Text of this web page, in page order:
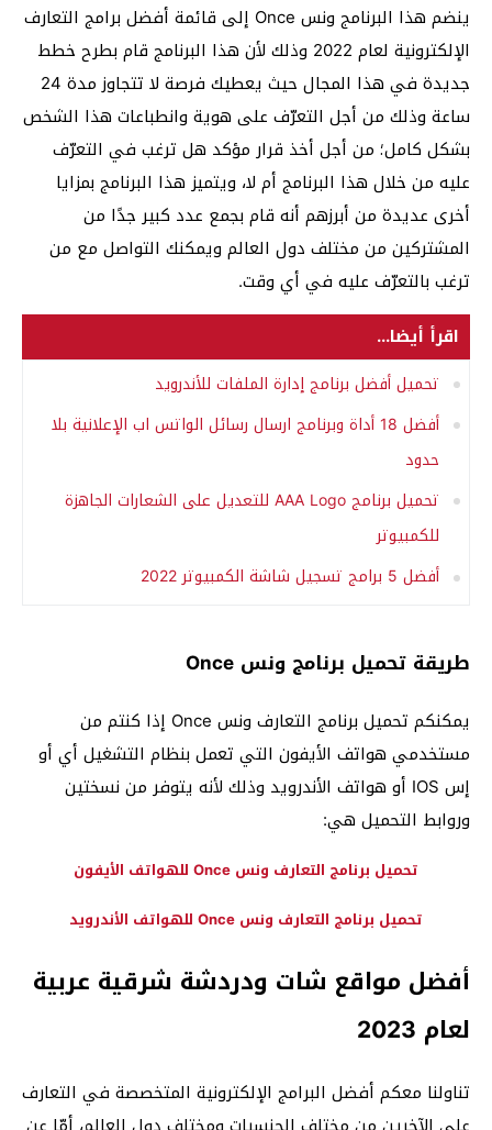
ينضم هذا البرنامج ونس Once إلى قائمة أفضل برامج التعارف
الإلكترونية لعام 2022 وذلك لأن هذا البرنامج قام بطرح خطط
جديدة في هذا المجال حيث يعطيك فرصة لا تتجاوز مدة 24
ساعة وذلك من أجل التعرّف على هوية وانطباعات هذا الشخص
بشكل كامل؛ من أجل أخذ قرار مؤكد هل ترغب في التعرّف
عليه من خلال هذا البرنامج أم لا، ويتميز هذا البرنامج بمزايا
أخرى عديدة من أبرزهم أنه قام بجمع عدد كبير جدًا من
المشتركين من مختلف دول العالم ويمكنك التواصل مع من
ترغب بالتعرّف عليه في أي وقت.
اقرأ أيضا...
تحميل أفضل برنامج إدارة الملفات للأندرويد
أفضل 18 أداة وبرنامج ارسال رسائل الواتس اب الإعلانية بلا
حدود
تحميل برنامج AAA Logo للتعديل على الشعارات الجاهزة
للكمبيوتر
أفضل 5 برامج تسجيل شاشة الكمبيوتر 2022
طريقة تحميل برنامج ونس Once
يمكنكم تحميل برنامج التعارف ونس Once إذا كنتم من
مستخدمي هواتف الأيفون التي تعمل بنظام التشغيل أي أو
إس IOS أو هواتف الأندرويد وذلك لأنه يتوفر من نسختين
وروابط التحميل هي:
تحميل برنامج التعارف ونس Once للهواتف الأيفون
تحميل برنامج التعارف ونس Once للهواتف الأندرويد
أفضل مواقع شات ودردشة شرقية عربية
لعام 2023
تناولنا معكم أفضل البرامج الإلكترونية المتخصصة في التعارف